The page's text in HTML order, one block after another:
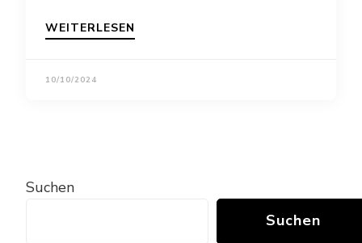
WEITERLESEN
10/10/2024
Suchen
Suchen